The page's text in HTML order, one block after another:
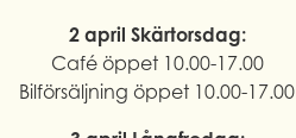
2 april Skärtorsdag:
Café öppet 10.00-17.00
Bilförsäljning öppet 10.00-17.00